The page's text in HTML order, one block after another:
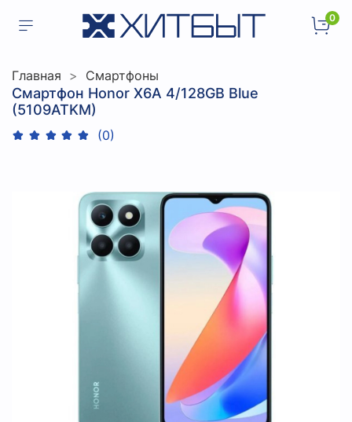
0
Главная Смартфоны
Смартфон Honor X6A 4/128GB Blue
(5109ATKM)
(0)